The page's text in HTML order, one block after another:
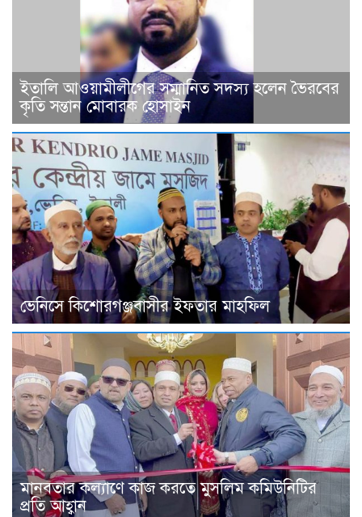
ইতালি আওয়ামীলীগের সম্মানিত সদস্য হলেন ভৈরবের
কৃতি সন্তান মোবারক হোসাইন
ভেনিসে কিশোরগঞ্জবাসীর ইফতার মাহফিল
মানবতার কল্যাণে কাজ করতে মুসলিম কমিউনিটির
প্রতি আহ্বান